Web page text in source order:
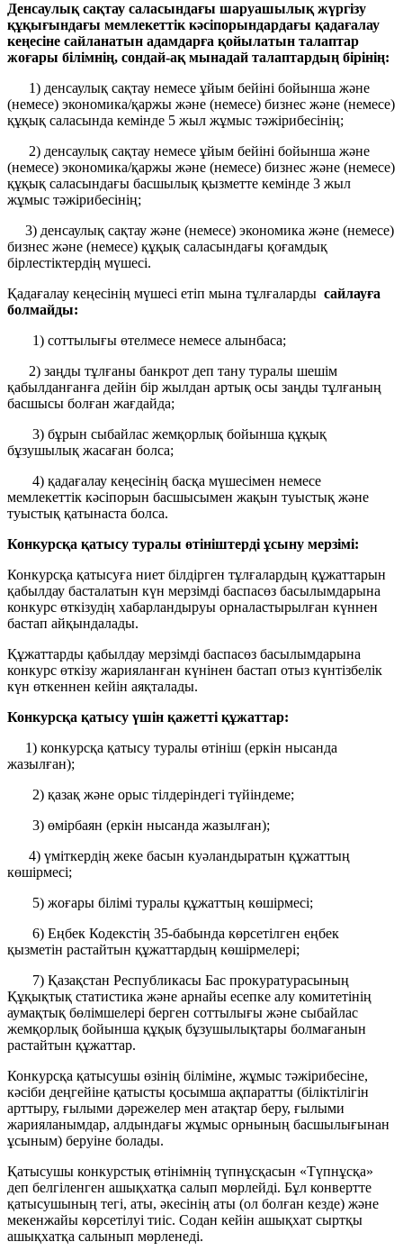
Денсаулық сақтау саласындағы шаруашылық жүргізу
құқығындағы мемлекеттік кәсіпорындардағы қадағалау
кеңесіне сайланатын адамдарға қойылатын талаптар
жоғары білімнің, сондай-ақ мынадай талаптардың бірінің:
1) денсаулық сақтау немесе ұйым бейіні бойынша және
(немесе) экономика/қаржы және (немесе) бизнес және (немесе)
құқық саласында кемінде 5 жыл жұмыс тәжірибесінің;
2) денсаулық сақтау немесе ұйым бейіні бойынша және
(немесе) экономика/қаржы және (немесе) бизнес және (немесе)
құқық саласындағы басшылық қызметте кемінде 3 жыл
жұмыс тәжірибесінің;
3) денсаулық сақтау және (немесе) экономика және (немесе)
бизнес және (немесе) құқық саласындағы қоғамдық
бірлестіктердің мүшесі.
Қадағалау кеңесінің мүшесі етіп мына тұлғаларды сайлауға
болмайды:
1) соттылығы өтелмесе немесе алынбаса;
2) заңды тұлғаны банкрот деп тану туралы шешім
қабылданғанға дейін бір жылдан артық осы заңды тұлғаның
басшысы болған жағдайда;
3) бұрын сыбайлас жемқорлық бойынша құқық
бұзушылық жасаған болса;
4) қадағалау кеңесінің басқа мүшесімен немесе
мемлекеттік кәсіпорын басшысымен жақын туыстық және
туыстық қатынаста болса.
Конкурсқа қатысу туралы өтініштерді ұсыну мерзімі:
Конкурсқа қатысуға ниет білдірген тұлғалардың құжаттарын
қабылдау басталатын күн мерзiмдi баспасөз басылымдарына
конкурс өткізудің хабарландыруы орналастырылған күннен
бастап айқындалады.
Құжаттарды қабылдау мерзiмдi баспасөз басылымдарына
конкурс өткізу жарияланған күнінен бастап отыз күнтізбелік
күн өткеннен кейін аяқталады.
Конкурсқа қатысу үшін қажетті құжаттар:
1) конкурсқа қатысу туралы өтініш (еркін нысанда
жазылған);
2) қазақ және орыс тілдеріндегі түйіндеме;
3) өмірбаян (еркін нысанда жазылған);
4) үміткердің жеке басын куәландыратын құжаттың
көшірмесі;
5) жоғары білімі туралы құжаттың көшірмесі;
6) Еңбек Кодекстің 35-бабында көрсетілген еңбек
қызметін растайтын құжаттардың көшірмелері;
7) Қазақстан Республикасы Бас прокуратурасының
Құқықтық статистика және арнайы есепке алу комитетінің
аумақтық бөлімшелері берген соттылығы және сыбайлас
жемқорлық бойынша құқық бұзушылықтары болмағанын
растайтын құжаттар.
Конкурсқа қатысушы өзінің біліміне, жұмыс тәжірибесіне,
кәсіби деңгейіне қатысты қосымша ақпаратты (біліктілігін
арттыру, ғылыми дәрежелер мен атақтар беру, ғылыми
жарияланымдар, алдындағы жұмыс орнының басшылығынан
ұсыным) беруіне болады.
Қатысушы конкурстық өтінімнің түпнұсқасын «Түпнұсқа»
деп белгіленген ашықхатқа салып мөрлейді. Бұл конвертте
қатысушының тегі, аты, әкесінің аты (ол болған кезде) және
мекенжайы көрсетілуі тиіс. Содан кейін ашықхат сыртқы
ашықхатқа салынып мөрленеді.